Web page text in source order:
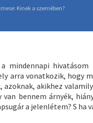
Kinek a szemében?
mindennapi
arra vonatkozik, hogy
azoknak, akikhez
van bennem árnyék,
a jelenlétem? S ha